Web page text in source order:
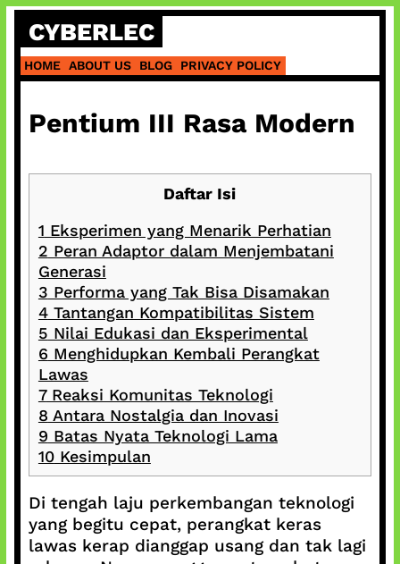
Skip
content
CYBERLEC
HOME ABOUT US BLOG PRIVACY POLICY
Pentium III Rasa Modern
Daftar Isi
1 Eksperimen yang Menarik Perhatian
2 Peran Adaptor dalam Menjembatani
Generasi
3 Performa yang Tak Bisa Disamakan
4Tantangan Kompatibilitas Sistem
5 Nilai Edukasi dan Eksperimental
6 Menghidupkan Kembali Perangkat
Lawas
7Reaksi Komunitas Teknologi
8 Antara Nostalgia dan Inovasi
9 Batas Nyata Teknologi Lama
10Kesimpulan
Di tengah laju perkembangan teknologi
yang begitu cepat, perangkat keras
lawas kerap dianggap usang dan tak lagi